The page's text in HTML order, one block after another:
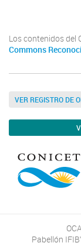
Los contenidos del
Commons
VER REGISTRO DE
Pabellón